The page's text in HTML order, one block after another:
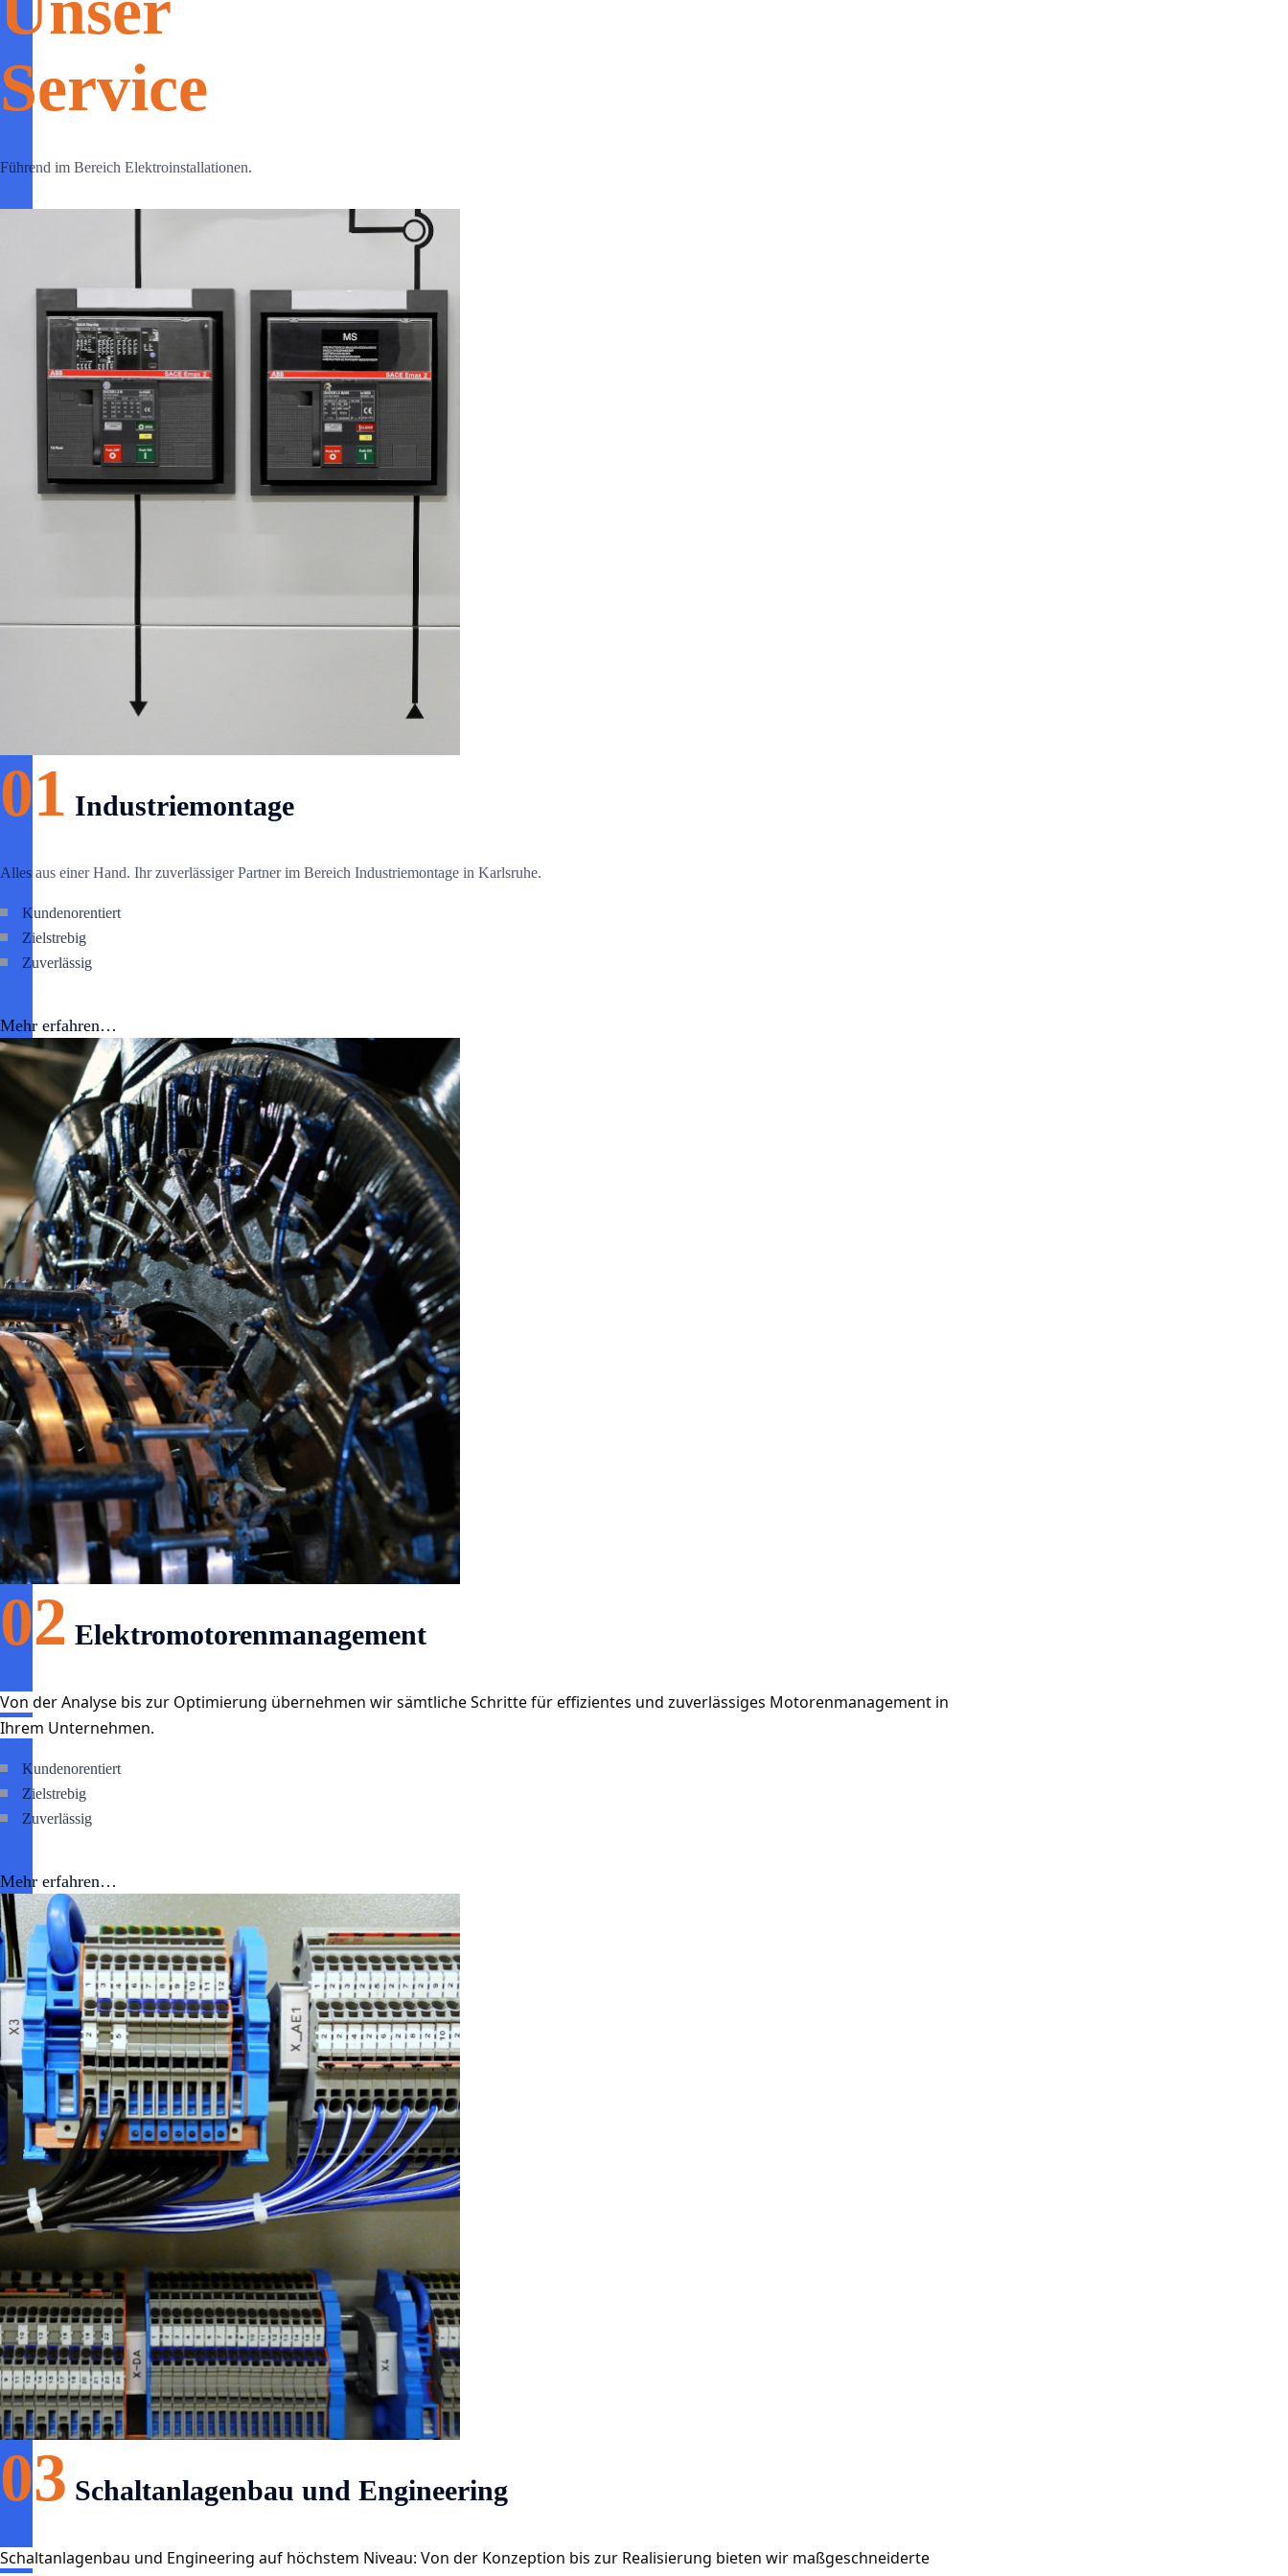
Service
Führend im Bereich Elektroinstallationen.
01 Industriemontage
Alles aus einer Hand. Ihr zuverlässiger Partner im Bereich Industriemontage in Karlsruhe.
Kundenorentiert
Zielstrebig
Zuverlässig
Mehr erfahren…
02 Elektromotorenmanagement
Von der Analyse bis zur Optimierung übernehmen wir sämtliche Schritte für effizientes und zuverlässiges Motorenmanagement in
Ihrem Unternehmen.
Kundenorentiert
Zielstrebig
Zuverlässig
Mehr erfahren…
03 Schaltanlagenbau und Engineering
Schaltanlagenbau und Engineering auf höchstem Niveau: Von der Konzeption bis zur Realisierung bieten wir maßgeschneiderte